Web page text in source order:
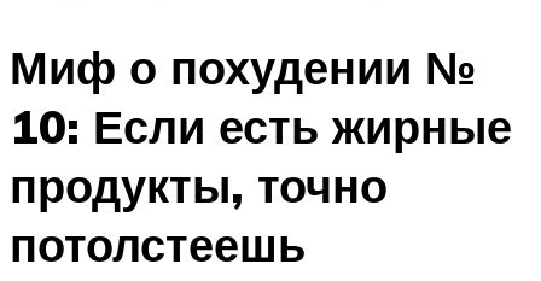
Миф о похудении №
10: Если есть жирные
продукты, точно
потолстеешь